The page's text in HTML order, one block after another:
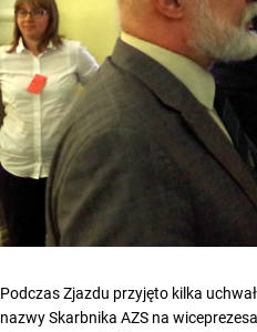
Podczas Zjazdu przyjęto kilka
nazwy Skarbnika AZS na